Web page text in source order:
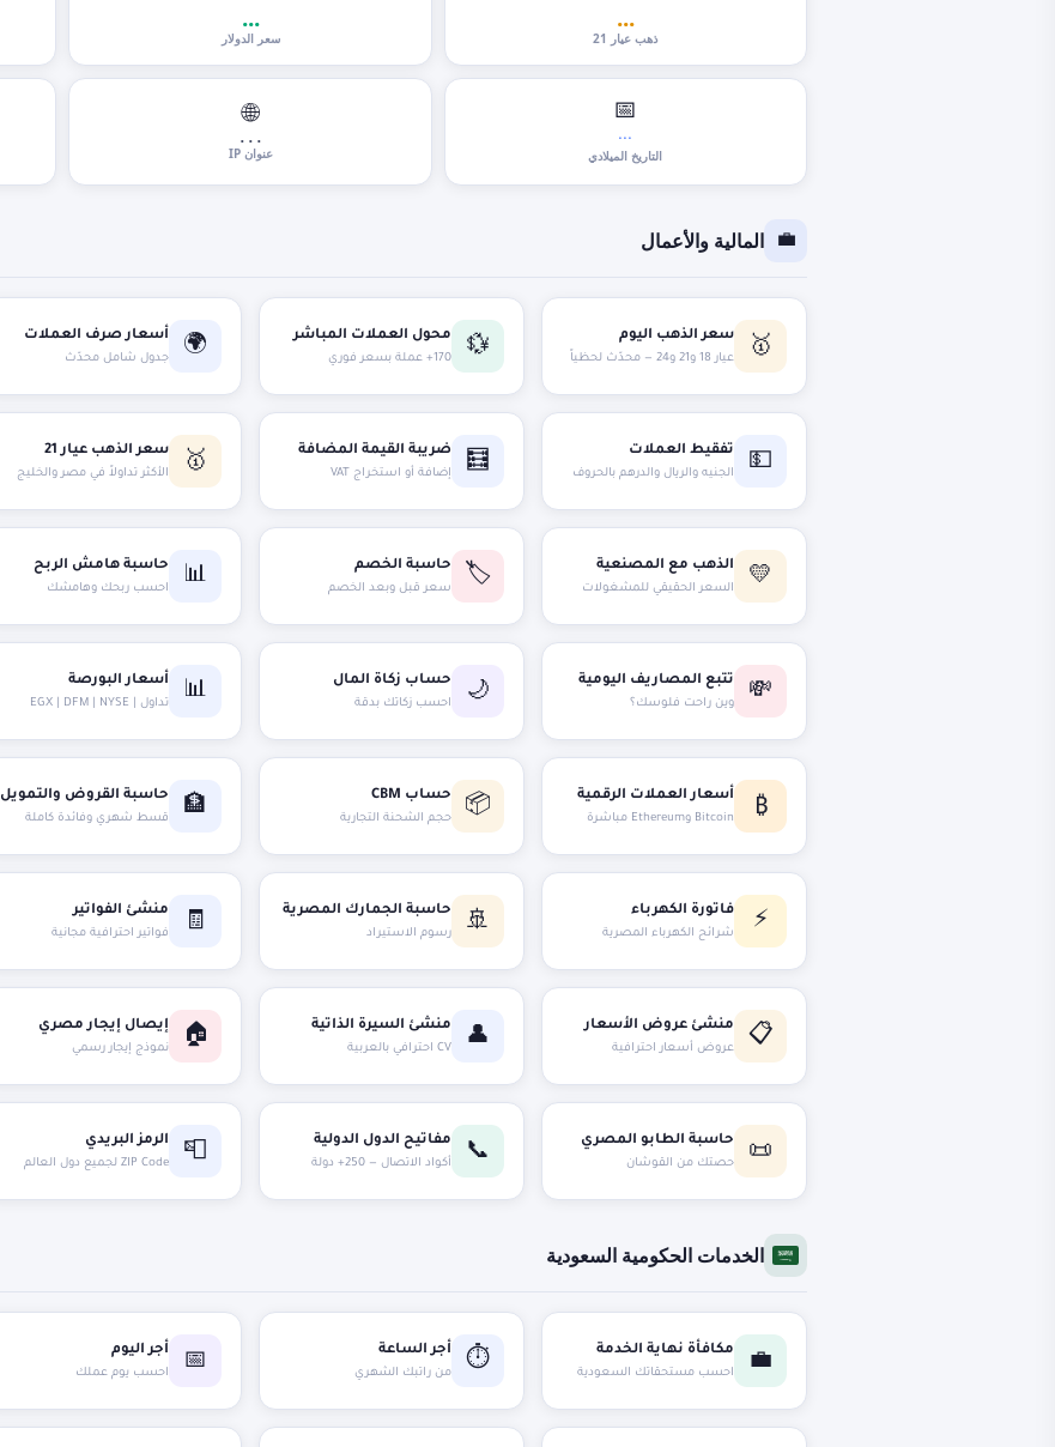
...
ذهب عيار 21
...
سعر الدولار
📅
...
التاريخ الميلادي
🌐
...
عنوان IP
💼 المالية والأعمال
🥇 سعر الذهب اليوم
عيار 18 و21 و24 — محدّث لحظياً 💱 محول العملات المباشر
170+ عملة بسعر فوري 🌍 أسعار صرف العملات
جدول شامل محدّث
💵 تفقيط العملات
الجنيه والريال والدرهم بالحروف 🧮 ضريبة القيمة المضافة
إضافة أو استخراج VAT 🥇 سعر الذهب عيار 21
الأكثر تداولاً في مصر والخليج
💛 الذهب مع المصنعية
السعر الحقيقي للمشغولات 🏷️ حاسبة الخصم
سعر قبل وبعد الخصم 📊 حاسبة هامش الربح
احسب ربحك وهامشك
💸 تتبع المصاريف اليومية
وين راحت فلوسك؟ 🌙 حساب زكاة المال
احسب زكاتك بدقة 📊 أسعار البورصة
تداول | EGX | DFM | NYSE
₿
أسعار العملات الرقمية
Bitcoin وEthereum مباشرة 📦 حساب CBM
حجم الشحنة التجارية 🏦 حاسبة القروض والتمويل
قسط شهري وفائدة كاملة
⚡ فاتورة الكهرباء
شرائح الكهرباء المصرية 🚢 حاسبة الجمارك المصرية
رسوم الاستيراد 🧾 منشئ الفواتير
فواتير احترافية مجانية
📋 منشئ عروض الأسعار
عروض أسعار احترافية 👤 منشئ السيرة الذاتية
CV احترافي بالعربية 🏠 إيصال إيجار مصري
نموذج إيجار رسمي
📜 حاسبة الطابو المصري
حصتك من القوشان 📞 مفاتيح الدول الدولية
أكواد الاتصال — 250+ دولة 📮 الرمز البريدي
ZIP Code لجميع دول العالم
الخدمات الحكومية السعودية
💼 مكافأة نهاية الخدمة
احسب مستحقاتك السعودية ⏱️ أجر الساعة
من راتبك الشهري 📅 أجر اليوم
احسب يوم عملك